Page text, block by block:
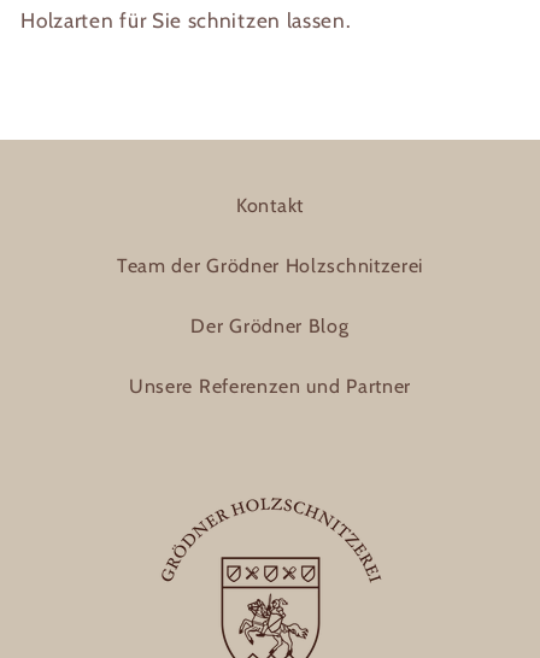
Holzarten für Sie schnitzen lassen.
Kontakt
Team der Grödner Holzschnitzerei
Der Grödner Blog
Unsere Referenzen und Partner